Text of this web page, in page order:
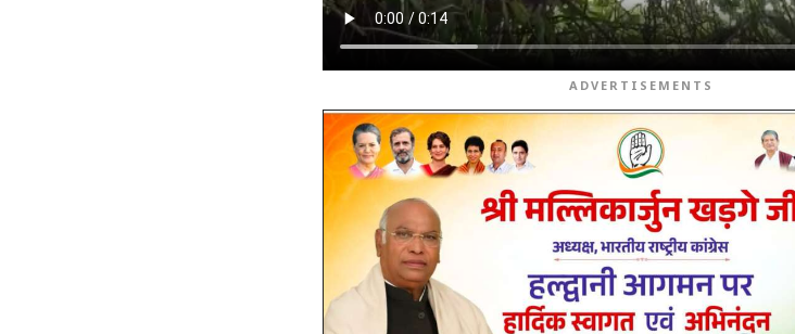
ADVERTISEMENTS